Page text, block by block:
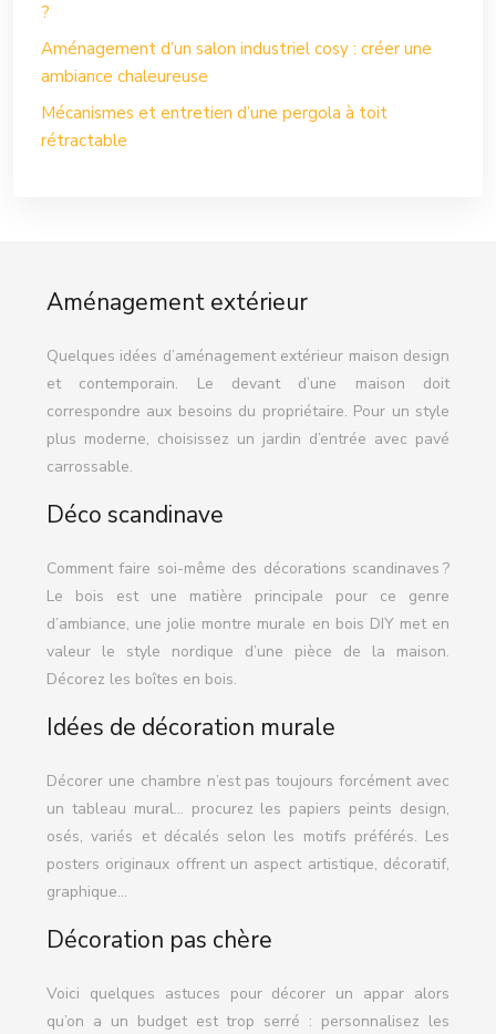
?
Aménagement d’un salon industriel cosy : créer une
ambiance chaleureuse
Mécanismes et entretien d’une pergola à toit
rétractable
Aménagement extérieur
Quelques idées d’aménagement extérieur maison design
et contemporain. Le devant d’une maison doit
correspondre aux besoins du propriétaire. Pour un style
plus moderne, choisissez un jardin d’entrée avec pavé
carrossable.
Déco scandinave
Comment faire soi-même des décorations scandinaves ?
Le bois est une matière principale pour ce genre
d’ambiance, une jolie montre murale en bois DIY met en
valeur le style nordique d’une pièce de la maison.
Décorez les boîtes en bois.
Idées de décoration murale
Décorer une chambre n’est pas toujours forcément avec
un tableau mural… procurez les papiers peints design,
osés, variés et décalés selon les motifs préférés. Les
posters originaux offrent un aspect artistique, décoratif,
graphique…
Décoration pas chère
Voici quelques astuces pour décorer un appar alors
qu’on a un budget est trop serré : personnalisez les